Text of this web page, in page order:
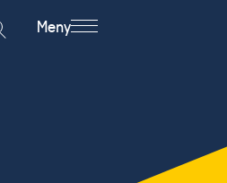
Meny